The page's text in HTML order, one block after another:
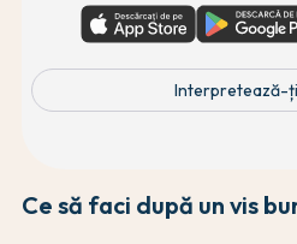
Interpretează-
Ce să faci după un vis